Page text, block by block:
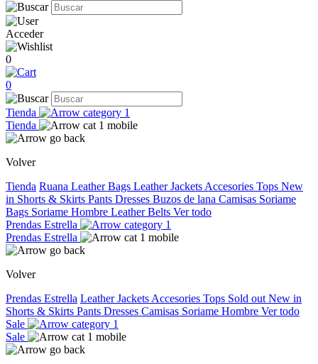
Acceder
0
0
Tienda
Tienda
Volver
Tienda Ruana Leather Bags Leather Jackets Accesories Tops New
in Shorts & Skirts Pants Dresses Buzos de lana Camisas Soriame
Bags Soriame Hombre Leather Belts Ver todo
Prendas Estrella
Prendas Estrella
Volver
Prendas Estrella Leather Jackets Accesories Tops Sold out New in
Shorts & Skirts Pants Dresses Camisas Soriame Hombre Ver todo
Sale
Sale